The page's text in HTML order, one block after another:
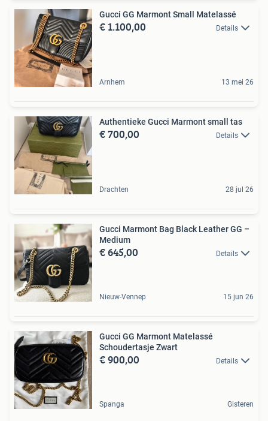
Gucci GG Marmont Small Matelassé
€ 1.100,00 Details
Arnhem 13 mei 26
Authentieke Gucci Marmont small tas
€ 700,00 Details
Drachten 28 jul 26
Gucci Marmont Bag Black Leather GG –
Medium
€ 645,00 Details
Nieuw-Vennep 15 jun 26
Gucci GG Marmont Matelassé
Schoudertasje Zwart
€ 900,00 Details
Spanga Gisteren